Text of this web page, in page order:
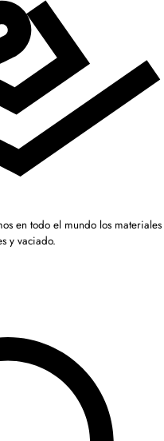
en todo el mundo los
y vaciado.